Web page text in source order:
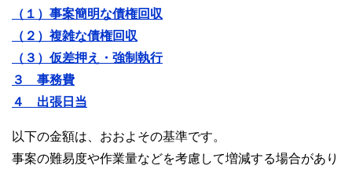
（１）事案簡明な債権回収
（２）複雑な債権回収
（３）仮差押え・強制執行
３ 事務費
４ 出張日当
以下の金額は、おおよその基準です。
事案の難易度や作業量などを考慮して増減する場合があり